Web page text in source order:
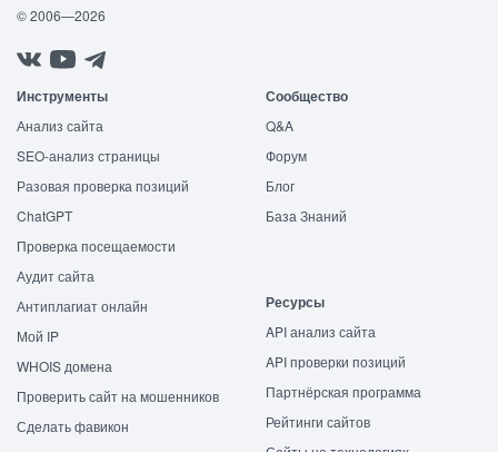
© 2006—2026
Инструменты
Анализ сайта
SEO-анализ страницы
Разовая проверка позиций
ChatGPT
Проверка посещаемости
Аудит сайта
Антиплагиат онлайн
Мой IP
WHOIS домена
Проверить сайт на мошенников
Сделать фавикон
Сообщество
Q&A
Форум
Блог
База Знаний
Ресурсы
API анализ сайта
API проверки позиций
Партнёрская программа
Рейтинги сайтов